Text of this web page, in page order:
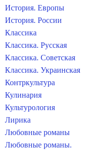
История. Европы
История. России
Классика
Классика. Русская
Классика. Советская
Классика. Украинская
Контркультура
Кулинария
Культурология
Лирика
Любовные романы
Любовные романы.